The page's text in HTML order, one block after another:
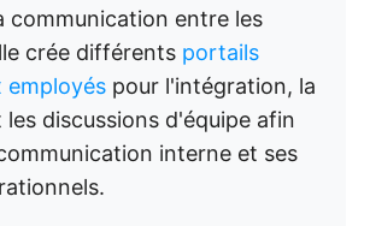
communication entre les
crée différents portails
employés pour l'intégration, la
discussions d'équipe afin
interne et ses